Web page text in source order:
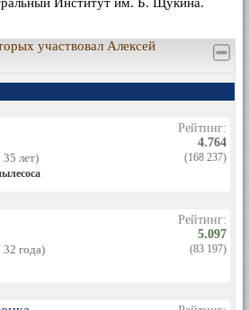
участвовал Алексей
лет)
Рейтинг:
4.764
(168 237)
года)
Рейтинг:
5.097
(83 197)